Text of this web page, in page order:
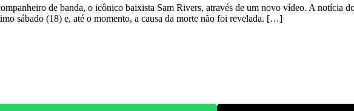
de banda, o icônico baixista Sam Rivers, através de um novo vídeo. A notícia
sábado (18) e, até o momento, a causa da morte não foi revelada. […]